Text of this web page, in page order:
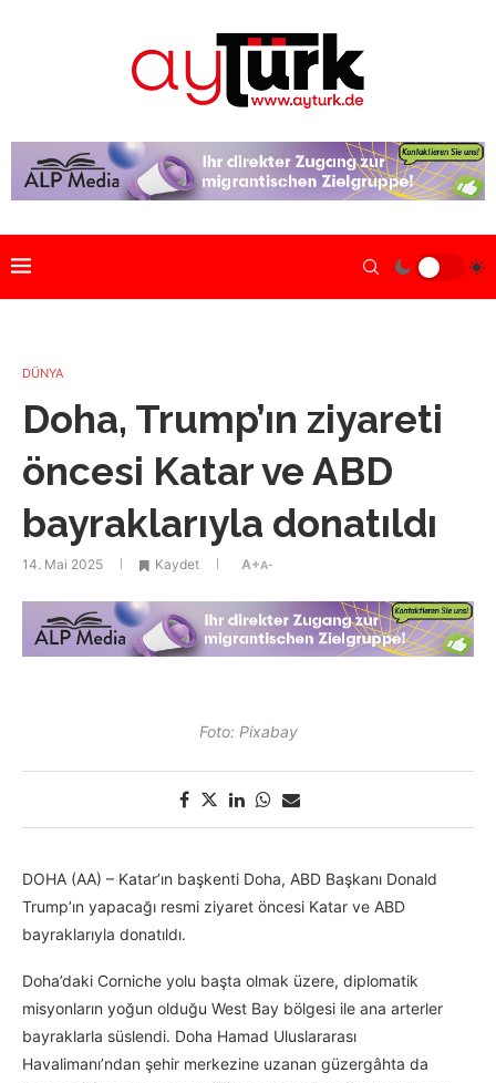
DÜNYA
Doha, Trump’ın ziyareti
öncesi Katar ve ABD
bayraklarıyla donatıldı
14. Mai 2025 Kaydet A+A-
Foto: Pixabay
DOHA (AA) – Katar’ın başkenti Doha, ABD Başkanı Donald
Trump’ın yapacağı resmi ziyaret öncesi Katar ve ABD
bayraklarıyla donatıldı.
Doha’daki Corniche yolu başta olmak üzere, diplomatik
misyonların yoğun olduğu West Bay bölgesi ile ana arterler
bayraklarla süslendi. Doha Hamad Uluslararası
Havalimanı’ndan şehir merkezine uzanan güzergâhta da